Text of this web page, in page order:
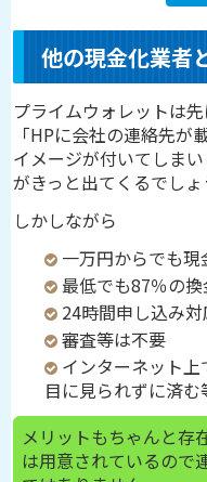
他の現金化業者
プライムウォレットは
「HPに会社の連絡先
イメージが付いてしま
がきっと出てくるでしょ
しかしながら
一万円からでも
最低でも87％の
24時間申し込み
審査等は不要
インターネット
目に見られずに済む
メリットもちゃんと存
は用意されているので